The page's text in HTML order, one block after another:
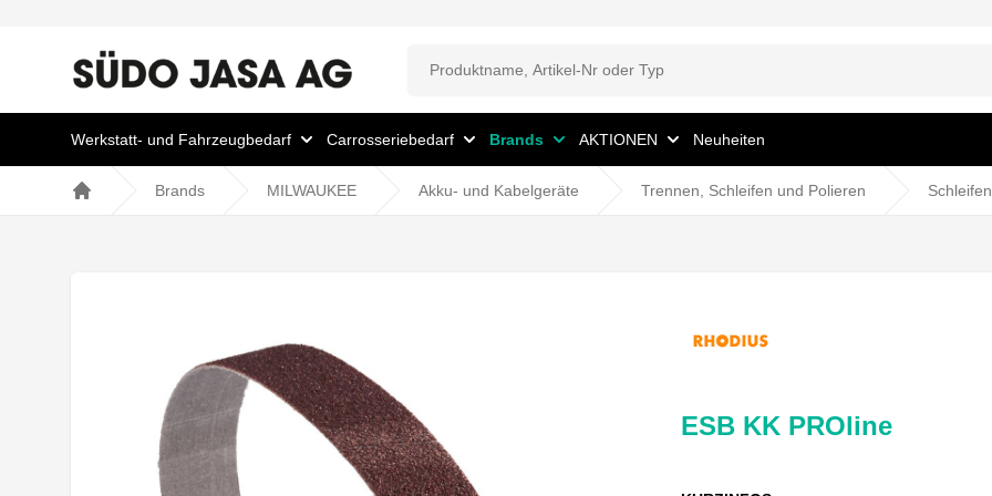
Werkstatt- und Fahrzeugbedarf Carrosseriebedarf Brands AKTIONEN Neuheiten
Brands MILWAUKEE Akku- und Kabelgeräte Trennen, Schleifen und Polieren
ESB KK PROline